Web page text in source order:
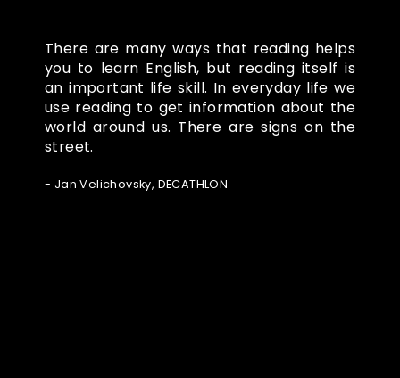
There are many ways that reading helps
you to learn English, but reading itself is
an important life skill. In everyday life we
use reading to get information about the
world around us. There are signs on the
street.
- Jan Velichovsky, DECATHLON